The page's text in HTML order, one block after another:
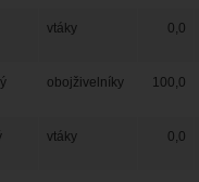
vtáky 0,0
obojživelníky 100,0
vtáky 0,0